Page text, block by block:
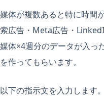
媒体が複数あると特に時間
索広告・Meta広告・
媒体×4週分のデータが入っ
を作ってもらいます。
以下の指示文を入力します。